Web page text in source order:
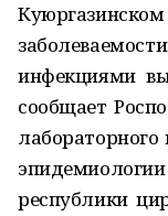
инфекциями
сообщает
республики